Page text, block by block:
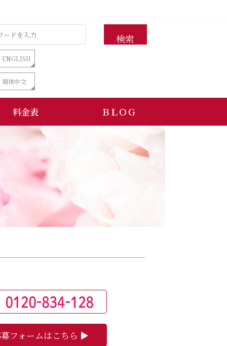
検索
ENGLISH
筒体中文
料金表 ＢＬＯＧ
フォームはこちら ▶